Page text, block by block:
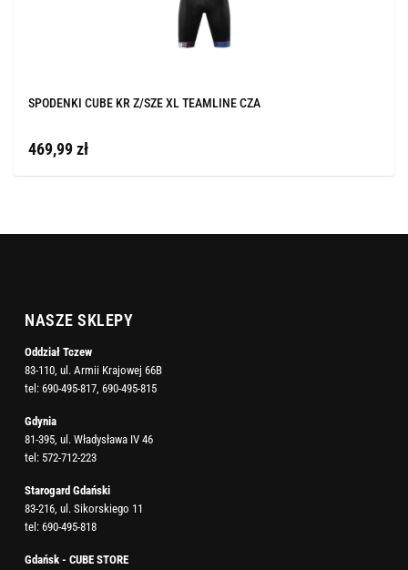
SPODENKI CUBE KR Z/SZE XL TEAMLINE CZA
469,99 zł
NASZE SKLEPY
Oddział Tczew
83-110, ul. Armii Krajowej 66B
tel: 690-495-817, 690-495-815
Gdynia
81-395, ul. Władysława IV 46
tel: 572-712-223
Starogard Gdański
83-216, ul. Sikorskiego 11
tel: 690-495-818
Gdańsk - CUBE STORE